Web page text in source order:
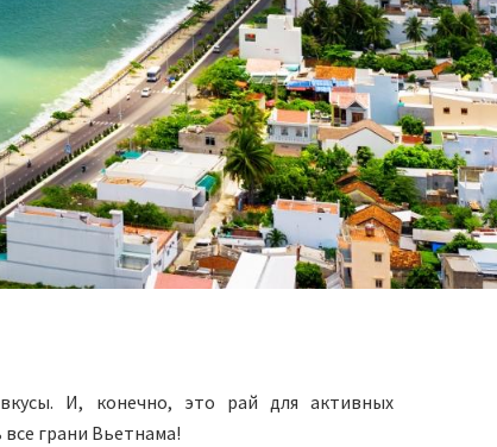
И, конечно, это рай для активных
грани Вьетнама!